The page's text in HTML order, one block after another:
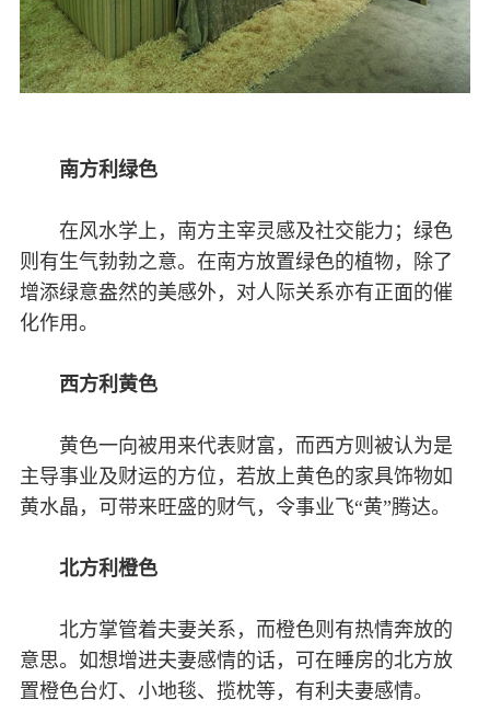
南方利绿色
在风水学上，南方主宰灵感及社交能力；绿色
则有生气勃勃之意。在南方放置绿色的植物，除了
增添绿意盎然的美感外，对人际关系亦有正面的催
化作用。
西方利黄色
黄色一向被用来代表财富，而西方则被认为是
主导事业及财运的方位，若放上黄色的家具饰物如
黄水晶，可带来旺盛的财气，令事业飞“黄”腾达。
北方利橙色
北方掌管着夫妻关系，而橙色则有热情奔放的
意思。如想增进夫妻感情的话，可在睡房的北方放
置橙色台灯、小地毯、揽枕等，有利夫妻感情。